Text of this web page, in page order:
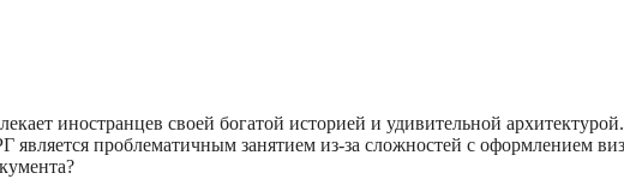
иностранцев своей богатой историей и удивительной
является проблематичным занятием из-за сложностей с оформлением